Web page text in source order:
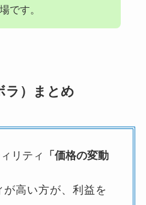
です。
ラ）まとめ
リティ
「価格の変動
が高い方が、利益を